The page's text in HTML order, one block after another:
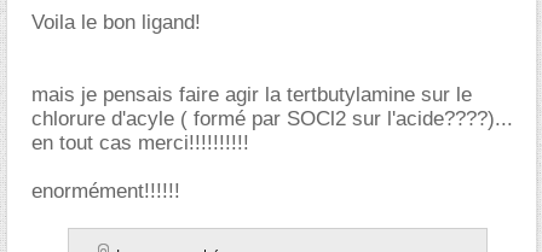
Voila le bon ligand!
mais je pensais faire agir la tertbutylamine sur le
chlorure d'acyle ( formé par SOCl2 sur l'acide????)...
en tout cas merci!!!!!!!!!!
enormément!!!!!!